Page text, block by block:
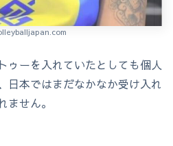
ゥーを入れていたとしても個人
日本ではまだなかなか受け入れ
ません。